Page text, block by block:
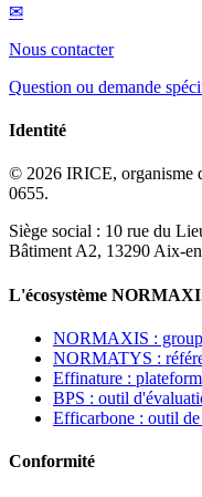
✉
Nous contacter
Question ou demande
Identité
© 2026 IRICE, organisme
0655.
Siège social : 10 rue du
Bâtiment A2, 13290 Aix-
L'écosystème
NORMAXIS :
NORMATYS :
Effinature :
BPS : outil
Efficarbone : outil de
Conformité